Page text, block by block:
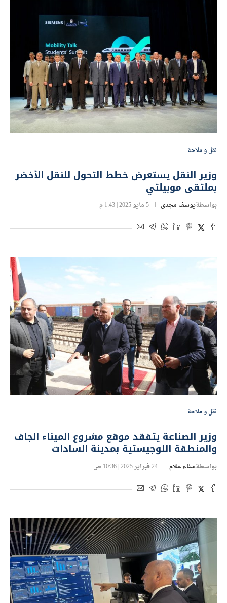
نقل و ملاحة
وزير النقل يستعرض خطط التحول للنقل الأخضر
بملتقى موبيلتي
بواسطةيوسف مجدى 5 مايو 2025 | 1:43 م
نقل و ملاحة
وزير الصناعة يتفقد موقع مشروع الميناء الجاف
والمنطقة اللوجيستية بمدينة السادات
بواسطةسناء علام 24 فبراير 2025 | 10:36 ص